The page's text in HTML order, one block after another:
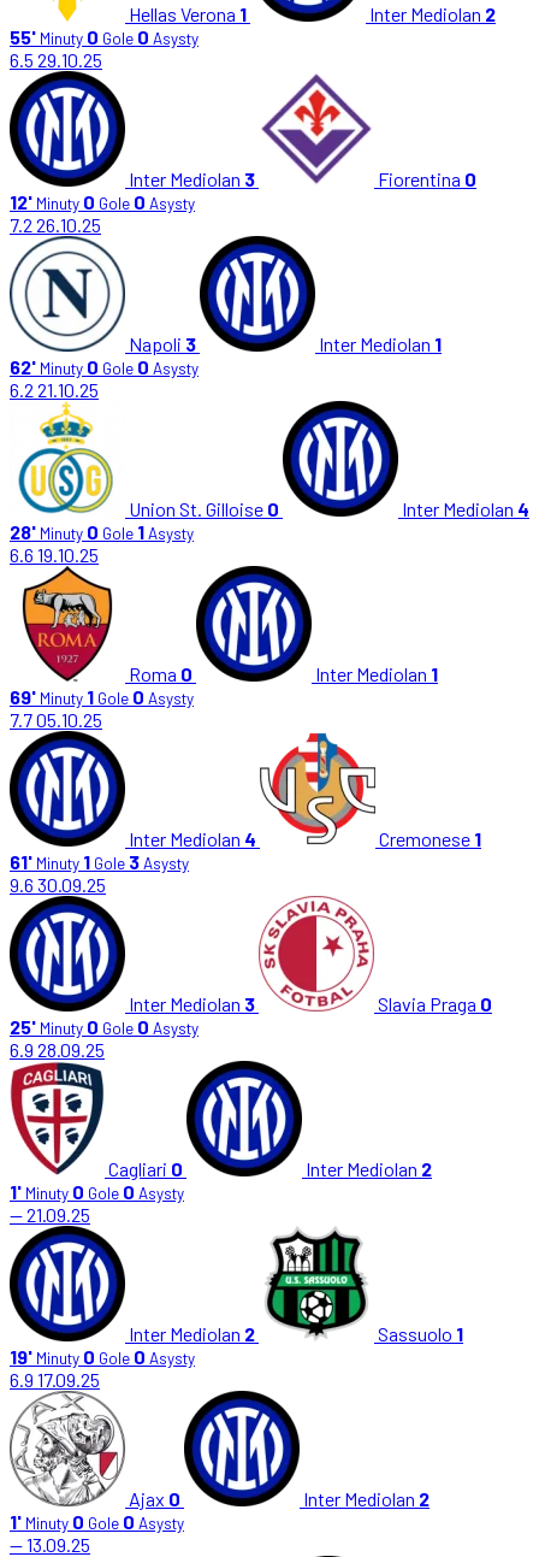
Hellas Verona 1 Inter Mediolan 2
55' Minuty 0 Gole 0 Asysty
6.5 29.10.25
Inter Mediolan 3 Fiorentina 0
12' Minuty 0 Gole 0 Asysty
7.2 26.10.25
Napoli 3 Inter Mediolan 1
62' Minuty 0 Gole 0 Asysty
6.2 21.10.25
Union St. Gilloise 0 Inter Mediolan 4
28' Minuty 0 Gole 1Asysty
6.6 19.10.25
Roma 0 Inter Mediolan 1
69' Minuty 1 Gole 0 Asysty
7.705.10.25
Inter Mediolan 4 Cremonese 1
61' Minuty 1 Gole 3Asysty
9.6 30.09.25
Inter Mediolan 3 Slavia Praga 0
25' Minuty 0 Gole 0 Asysty
6.9 28.09.25
Cagliari 0 Inter Mediolan 2
1' Minuty 0 Gole 0 Asysty
—21.09.25
Inter Mediolan 2 Sassuolo 1
19' Minuty 0 Gole 0 Asysty
6.9 17.09.25
Ajax 0 Inter Mediolan 2
1' Minuty 0 Gole 0 Asysty
—13.09.25